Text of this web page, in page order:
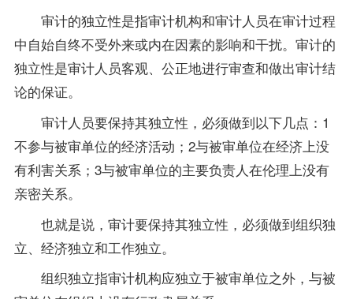
审计的独立性是指审计机构和审计人员在审计过程
中自始自终不受外来或内在因素的影响和干扰。审计的
独立性是审计人员客观、公正地进行审查和做出审计结
论的保证。
审计人员要保持其独立性，必须做到以下几点：1
不参与被审单位的经济活动；2与被审单位在经济上没
有利害关系；3与被审单位的主要负责人在伦理上没有
亲密关系。
也就是说，审计要保持其独立性，必须做到组织独
立、经济独立和工作独立。
组织独立指审计机构应独立于被审单位之外，与被